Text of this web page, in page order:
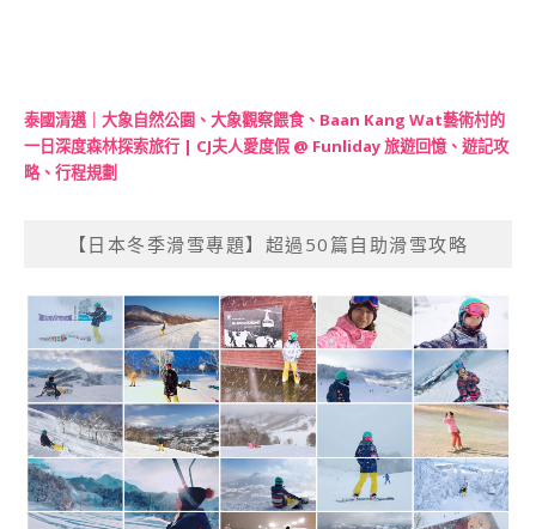
泰國清邁｜大象自然公園、大象觀察餵食、Baan Kang Wat藝術村的
一日深度森林探索旅行 | CJ夫人愛度假 @ Funliday 旅遊回憶、遊記攻
略、行程規劃
【日本冬季滑雪專題】超過50篇自助滑雪攻略